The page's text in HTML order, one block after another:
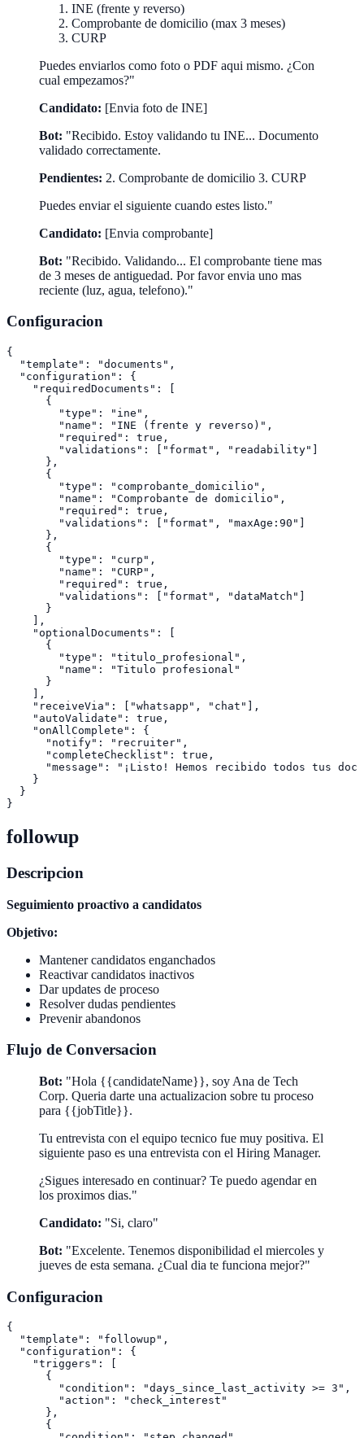
INE (frente y reverso)
Comprobante de domicilio (max 3 meses)
CURP
Puedes enviarlos como foto o PDF aqui mismo. ¿Con
cual empezamos?"
Candidato: [Envia foto de INE]
Bot: "Recibido. Estoy validando tu INE... Documento
validado correctamente.
Pendientes: 2. Comprobante de domicilio 3. CURP
Puedes enviar el siguiente cuando estes listo."
Candidato: [Envia comprobante]
Bot: "Recibido. Validando... El comprobante tiene mas
de 3 meses de antiguedad. Por favor envia uno mas
reciente (luz, agua, telefono)."
Configuracion
{
  "template": "documents",
  "configuration": {
    "requiredDocuments": [
      {
        "type": "ine",
        "name": "INE (frente y reverso)",
        "required": true,
        "validations": ["format", "readability"]
      },
      {
        "type": "comprobante_domicilio",
        "name": "Comprobante de domicilio",
        "required": true,
        "validations": ["format", "maxAge:90"]
      },
      {
        "type": "curp",
        "name": "CURP",
        "required": true,
        "validations": ["format", "dataMatch"]
      }
    ],
    "optionalDocuments": [
      {
        "type": "titulo_profesional",
        "name": "Titulo profesional"
      }
    ],
    "receiveVia": ["whatsapp", "chat"],
    "autoValidate": true,
    "onAllComplete": {
      "notify": "recruiter",
      "completeChecklist": true,
"message": "¡Listo! Hemos recibido todos tus
    }
  }
followup
Descripcion
Seguimiento proactivo a candidatos
Objetivo:
Mantener candidatos enganchados
Reactivar candidatos inactivos
Dar updates de proceso
Resolver dudas pendientes
Prevenir abandonos
Flujo de Conversacion
Bot: "Hola {{candidateName}}, soy Ana de Tech
Corp. Queria darte una actualizacion sobre tu proceso
para {{jobTitle}}.
Tu entrevista con el equipo tecnico fue muy positiva. El
siguiente paso es una entrevista con el Hiring Manager.
¿Sigues interesado en continuar? Te puedo agendar en
los proximos dias."
Candidato: "Si, claro"
Bot: "Excelente. Tenemos disponibilidad el miercoles y
jueves de esta semana. ¿Cual dia te funciona mejor?"
Configuracion
{
  "template": "followup",
  "configuration": {
    "triggers": [
      {
        "condition": "days_since_last_activity >= 3",
        "action": "check_interest"
      },
      {